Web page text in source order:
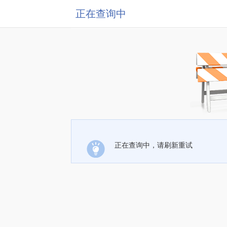
正在查询中
正在查询中，请刷新重试